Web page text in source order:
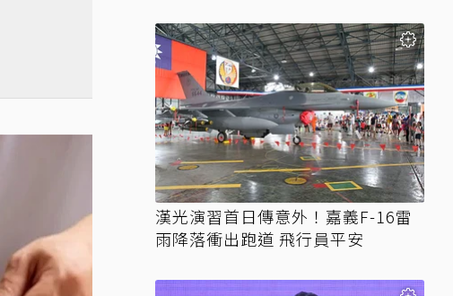
漢光演習首日傳意外！嘉義F-16雷
雨降落衝出跑道 飛行員平安